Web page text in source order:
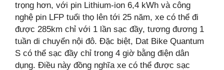
trọng hơn, với pin Lithium-ion 6,4 kWh và công
nghệ pin LFP tuổi thọ lên tới 25 năm, xe có thể đi
được 285km chỉ với 1 lần sạc đầy, tương đương 1
tuần di chuyển nội đô. Đặc biệt, Dat Bike Quantum
S có thể sạc đầy chỉ trong 4 giờ bằng điện dân
dụng. Điều này đồng nghĩa xe có thể được sạc